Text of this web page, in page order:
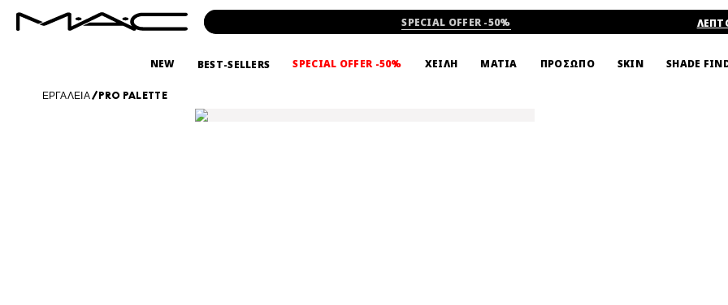
SPECIAL OFFER -50%
NEW BEST-SELLERS SPECIAL OFFER -50% ΧΕΙΛΗ ΜΑΤΙΑ ΠΡΟΣΩΠΟ SKIN SHADE
ΕΡΓΑΛΕΙΑ/ PRO PALETTE